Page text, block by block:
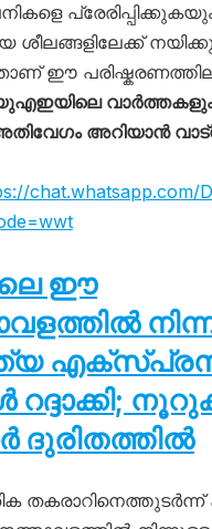
ഈ
അറിയാൻ
chat.whatsapp.com/
ഈ
റദ്ദാക്കി;
ദുരിതത്തിൽ